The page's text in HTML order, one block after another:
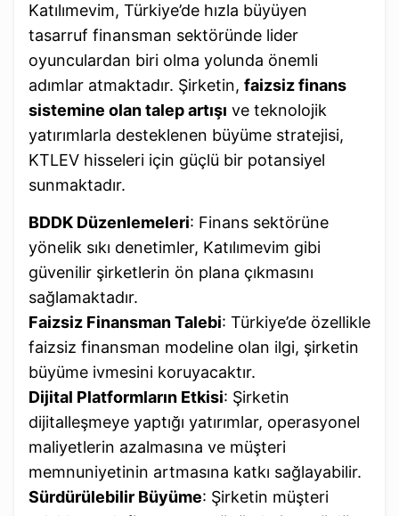
Katılımevim, Türkiye’de hızla büyüyen
tasarruf finansman sektöründe lider
oyunculardan biri olma yolunda önemli
adımlar atmaktadır. Şirketin, faizsiz finans
sistemine olan talep artışı ve teknolojik
yatırımlarla desteklenen büyüme stratejisi,
KTLEV hisseleri için güçlü bir potansiyel
sunmaktadır.
BDDK Düzenlemeleri: Finans sektörüne
yönelik sıkı denetimler, Katılımevim gibi
güvenilir şirketlerin ön plana çıkmasını
sağlamaktadır.
Faizsiz Finansman Talebi: Türkiye’de özellikle
faizsiz finansman modeline olan ilgi, şirketin
büyüme ivmesini koruyacaktır.
Dijital Platformların Etkisi: Şirketin
dijitalleşmeye yaptığı yatırımlar, operasyonel
maliyetlerin azalmasına ve müşteri
memnuniyetinin artmasına katkı sağlayabilir.
Sürdürülebilir Büyüme: Şirketin müşteri